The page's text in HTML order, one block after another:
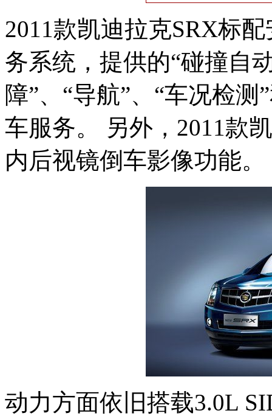
2011款凯迪拉克SRX标
务系统，提供的“碰撞自
障”、“导航”、“车况检
车服务。 另外，2011款
内后视镜倒车影像功能。
动力方面依旧搭载3.0L